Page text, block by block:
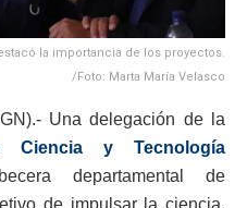
la importancia de los proyectos.
/Foto: Marta María Velasco
Una delegación de la
Ciencia y Tecnología
departamental de